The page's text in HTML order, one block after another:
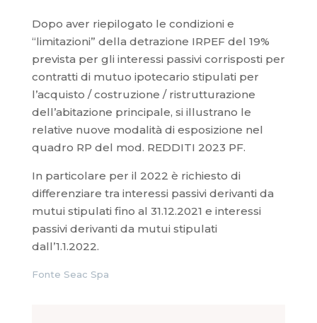
Dopo aver riepilogato le condizioni e
“limitazioni” della detrazione IRPEF del 19%
prevista per gli interessi passivi corrisposti per
contratti di mutuo ipotecario stipulati per
l’acquisto / costruzione / ristrutturazione
dell’abitazione principale, si illustrano le
relative nuove modalità di esposizione nel
quadro RP del mod. REDDITI 2023 PF.
In particolare per il 2022 è richiesto di
differenziare tra interessi passivi derivanti da
mutui stipulati fino al 31.12.2021 e interessi
passivi derivanti da mutui stipulati
dall’1.1.2022.
Fonte Seac Spa